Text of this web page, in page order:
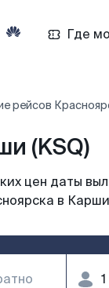
Где
рейсов
(KSQ)
цен даты
в